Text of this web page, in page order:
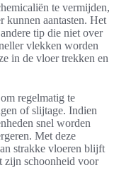
te vermijden,
kunnen aantasten. Het
tip die niet over
vlekken worden
in de vloer trekken en
regelmatig te
of slijtage. Indien
snel worden
Met deze
strakke vloeren blijft
zijn schoonheid voor